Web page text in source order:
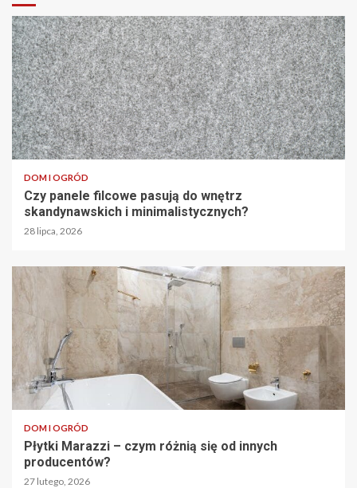
DOM I OGRÓD
Czy panele filcowe pasują do wnętrz
skandynawskich i minimalistycznych?
28 lipca, 2026
DOM I OGRÓD
Płytki Marazzi – czym różnią się od innych
producentów?
27 lutego, 2026